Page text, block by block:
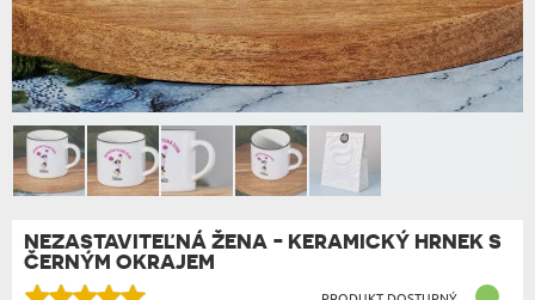
NEZASTAVITEĽNÁ ŽENA - KERAMICKÝ HRNEK S
ČERNÝM OKRAJEM